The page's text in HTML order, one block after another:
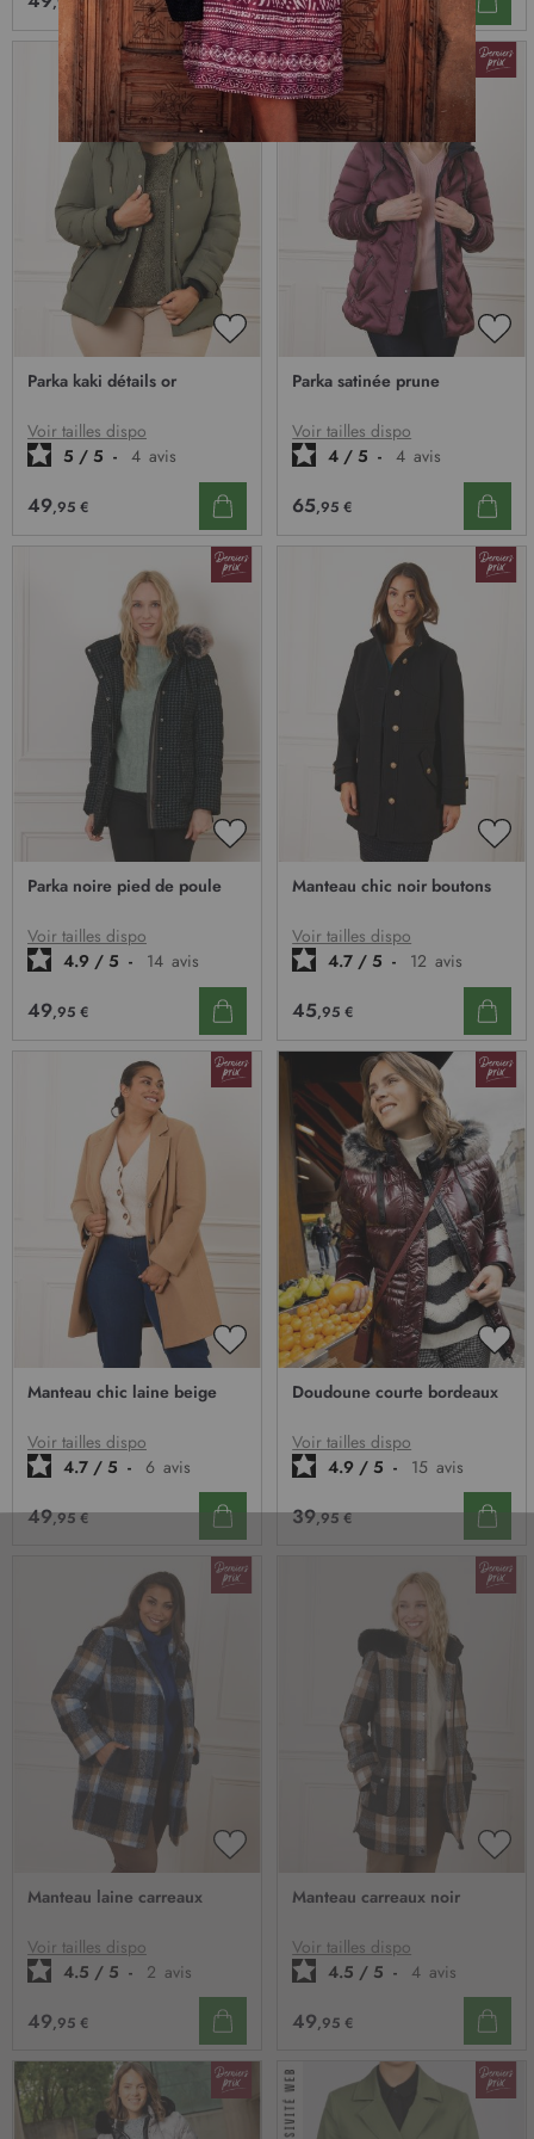
AJOUTER
D’ENVIE
Parka kaki détails or
Voir tailles dispo
5 / 5 - 4 avis
49,95 €
Parka satinée prune
Voir tailles dispo
4 / 5 - 4 avis
65,95 €
AJOUTER
D’ENVIE
Parka noire pied de poule
Voir tailles dispo
4.9 / 5 - 14 avis
49,95 €
Manteau chic noir boutons
Voir tailles dispo
4.7 / 5 - 12 avis
45,95 €
AJOUTER
D’ENVIE
Manteau chic laine beige
Voir tailles dispo
4.7 / 5 - 6 avis
49,95 €
À
MA
Doudoune courte bordeaux
Voir tailles dispo
4.9 / 5 - 15 avis
39,95 €
AJOUTER
D’ENVIE
Manteau laine carreaux
Voir tailles dispo
4.5 / 5 - 2 avis
49,95 €
Manteau carreaux noir
Voir tailles dispo
4.5 / 5 - 4 avis
49,95 €
t
i
o
n
n
r
e
l
r
e
’
i
f
i